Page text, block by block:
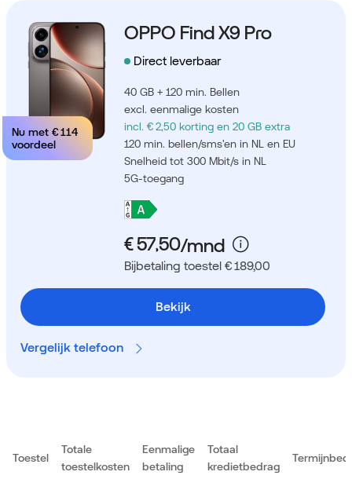
Nu met € 114
voordeel
OPPO Find X9 Pro
Direct leverbaar
40 GB + 120 min. Bellen
excl. eenmalige kosten
incl. € 2,50 korting en 20 GB extra
120 min. bellen/sms'en in NL en EU
Snelheid tot 300 Mbit/s in NL
5G-toegang
Bijbetaling toestel € 189,00
Bekijk
Vergelijk telefoon
Toestel
Totale
toestelkosten
Eenmalige
betaling
Totaal
kredietbedrag